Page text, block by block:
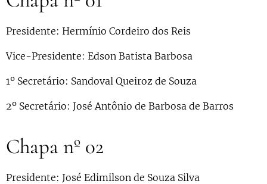
Presidente: Hermínio Cordeiro dos Reis
Vice-Presidente: Edson Batista Barbosa
1º Secretário: Sandoval Queiroz de Souza
2º Secretário: José Antônio de Barbosa de Barros
Chapa nº 02
Presidente: José Edimilson de Souza Silva